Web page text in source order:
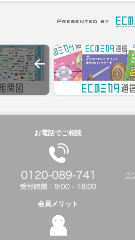
お電話でご相談
コ
会員メリット